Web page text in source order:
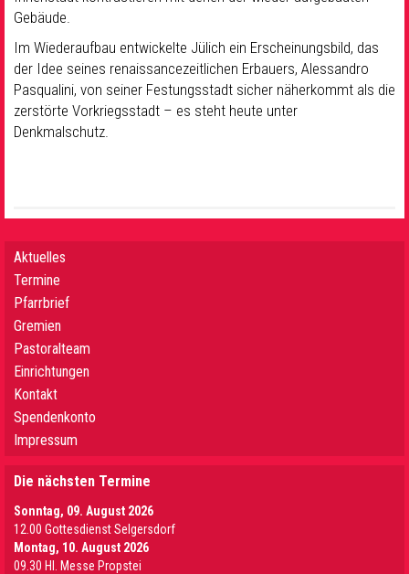
Gebäude.
Im Wiederaufbau entwickelte Jülich ein Erscheinungsbild, das
der Idee seines renaissancezeitlichen Erbauers, Alessandro
Pasqualini, von seiner Festungsstadt sicher näherkommt als die
zerstörte Vorkriegsstadt – es steht heute unter
Denkmalschutz.
Aktuelles
Termine
Pfarrbrief
Gremien
Pastoralteam
Einrichtungen
Kontakt
Spendenkonto
Impressum
Die nächsten Termine
Sonntag, 09. August 2026
12.00 Gottesdienst Selgersdorf
Montag, 10. August 2026
09.30 Hl. Messe Propstei